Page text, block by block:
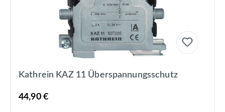
Kathrein KAZ 11 Überspannungsschutz
44,90 €